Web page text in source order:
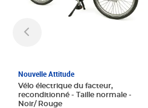
Nouvelle Attitude
Vélo électrique du facteur,
reconditionné - Taille normale -
Noir/ Rouge